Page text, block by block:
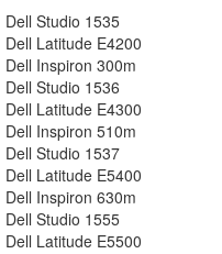
Dell Studio 1535
Dell Latitude E4200
Dell Inspiron 300m
Dell Studio 1536
Dell Latitude E4300
Dell Inspiron 510m
Dell Studio 1537
Dell Latitude E5400
Dell Inspiron 630m
Dell Studio 1555
Dell Latitude E5500